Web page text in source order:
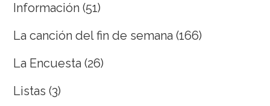
Información (51)
La canción del fin de semana (166)
La Encuesta (26)
Listas (3)